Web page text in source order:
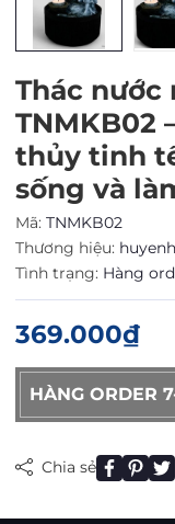
Thác nước
TNMKB02
thủy tinh
sống và
Mã: TNMKB02
Thương hiệu:
Tình trạng: Hàng
369.000₫
HÀNG ORDER
Chia sẻ